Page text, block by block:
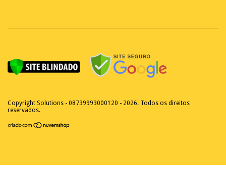
Copyright Solutions - 08739993000120 - 2026. Todos os direitos
reservados.